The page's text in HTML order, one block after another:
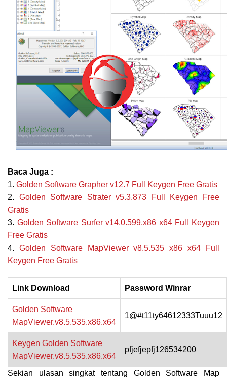
Baca Juga :
1. Golden Software Grapher v12.7 Full Keygen Free Gratis
2. Golden Software Strater v5.3.873 Full Keygen Free
Gratis
3. Golden Software Surfer v14.0.599.x86 x64 Full Keygen
Free Gratis
4. Golden Software MapViewer v8.5.535 x86 x64 Full
Keygen Free Gratis
Link Download Password Winrar
Golden Software
MapViewer.v8.5.535.x86.x64
1@#t11ty64612333Tuuu12
Keygen Golden Software
MapViewer.v8.5.535.x86.x64
pfjefjepfj126534200
Sekian ulasan singkat tentang Golden Software Map